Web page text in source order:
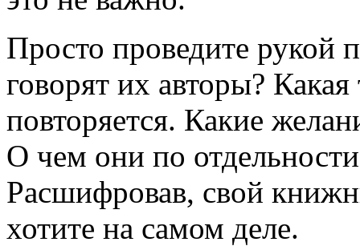
Просто проведите рукой
говорят их авторы?
повторяется. Какие
О чем они по
Расшифровав, свой
хотите на самом деле.